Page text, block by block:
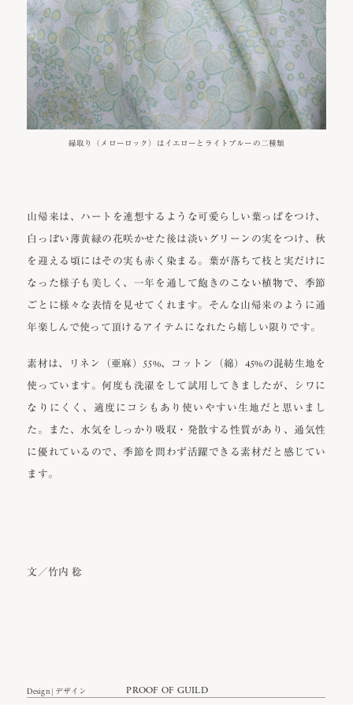
縁取り（メローロック）はイエローとライトブルーの二種類
山帰来は、ハートを連想するような可愛らしい葉っぱをつけ、
白っぽい薄黄緑の花咲かせた後は淡いグリーンの実をつけ、秋
を迎える頃にはその実も赤く染まる。葉が落ちて枝と実だけに
なった様子も美しく、一年を通して飽きのこない植物で、季節
ごとに様々な表情を見せてくれます。そんな山帰来のように通
年楽しんで使って頂けるアイテムになれたら嬉しい限りです。
素材は、リネン（亜麻）55%、コットン（綿）45%の混紡生地を
使っています。何度も洗濯をして試用してきましたが、シワに
なりにくく、適度にコシもあり使いやすい生地だと思いまし
た。また、水気をしっかり吸収・発散する性質があり、通気性
に優れているので、季節を問わず活躍できる素材だと感じてい
ます。
文／竹内 稔
Design | デザイン PROOF OF GUILD